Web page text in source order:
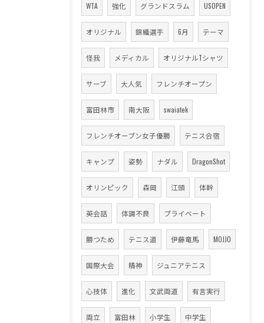
WTA 強化 グランドスラム USOPEN
オリジナル 錦織選手 6月 テーマ
怪我 メディカル オリジナルTシャツ
サーブ 大人気 フレンチオープン
富田林市 南大阪 swaiatek
フレンチオープン女子優勝 テニス合宿
キャンプ 姿勢 ナダル DragonShot
オリンピック 森岡 江頭 体幹
英会話 体調不良 プライベート
勝つため テニス道 伊藤竜馬 MOJJO
国際大会 精神 ジュニアテニス
心技体 進化 文武両道 有言実行
両立 富田林 小学生 中学生